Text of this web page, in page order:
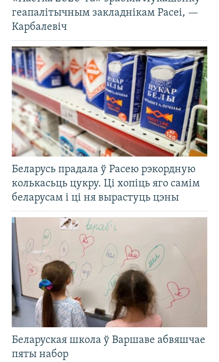
геапалітычным закладнікам Расеі, —
Карбалевіч
Беларусь прадала ў Расею рэкордную
колькасьць цукру. Ці хопіць яго самім
беларусам і ці ня вырастуць цэны
Беларуская школа ў Варшаве абвяшчае
пяты набор